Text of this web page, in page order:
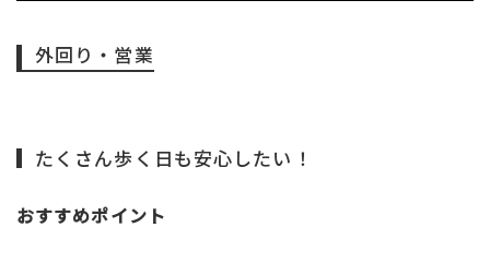
外回り・営業
たくさん歩く日も安心したい！
おすすめポイント